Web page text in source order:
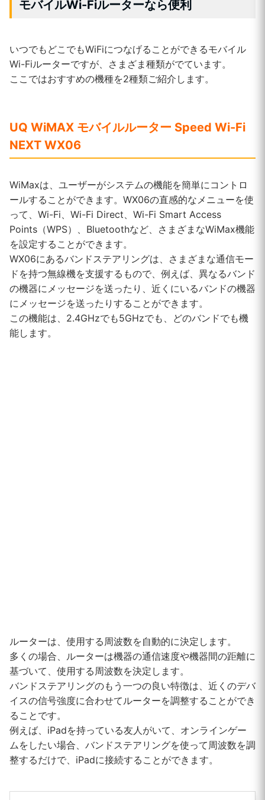
モバイルWi-Fiルーターなら便利
いつでもどこでもWiFiにつなげることができるモバイル
Wi-Fiルーターですが、さまざま種類がでています。
ここではおすすめの機種を2種類ご紹介します。
UQ WiMAX モバイルルーター Speed Wi-Fi
NEXT WX06
WiMaxは、ユーザーがシステムの機能を簡単にコントロ
ールすることができます。WX06の直感的なメニューを使
って、Wi-Fi、Wi-Fi Direct、Wi-Fi Smart Access
Points（WPS）、Bluetoothなど、さまざまなWiMax機能
を設定することができます。
WX06にあるバンドステアリングは、さまざまな通信モー
ドを持つ無線機を支援するもので、例えば、異なるバンド
の機器にメッセージを送ったり、近くにいるバンドの機器
にメッセージを送ったりすることができます。
この機能は、2.4GHzでも5GHzでも、どのバンドでも機
能します。
ルーターは、使用する周波数を自動的に決定します。
多くの場合、ルーターは機器の通信速度や機器間の距離に
基づいて、使用する周波数を決定します。
バンドステアリングのもう一つの良い特徴は、近くのデバ
イスの信号強度に合わせてルーターを調整することができ
ることです。
例えば、iPadを持っている友人がいて、オンラインゲー
ムをしたい場合、バンドステアリングを使って周波数を調
整するだけで、iPadに接続することができます。